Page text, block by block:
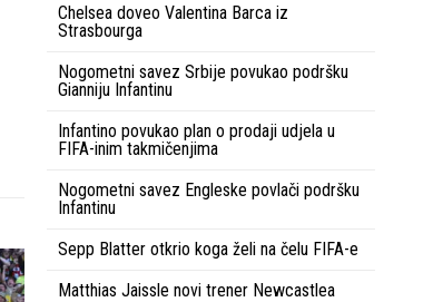
Chelsea doveo Valentina Barca iz
Strasbourga
Nogometni savez Srbije povukao podršku
Gianniju Infantinu
Infantino povukao plan o prodaji udjela u
FIFA-inim takmičenjima
Nogometni savez Engleske povlači podršku
Infantinu
Sepp Blatter otkrio koga želi na čelu FIFA-e
Matthias Jaissle novi trener Newcastlea